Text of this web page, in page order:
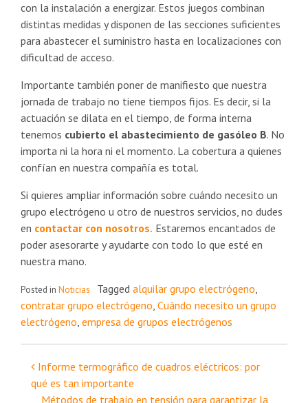
con la instalación a energizar. Estos juegos combinan
distintas medidas y disponen de las secciones suficientes
para abastecer el suministro hasta en localizaciones con
dificultad de acceso.
Importante también poner de manifiesto que nuestra
jornada de trabajo no tiene tiempos fijos. Es decir, si la
actuación se dilata en el tiempo, de forma interna
tenemos cubierto el abastecimiento de gasóleo B. No
importa ni la hora ni el momento. La cobertura a quienes
confían en nuestra compañía es total.
Si quieres ampliar información sobre cuándo necesito un
grupo electrógeno u otro de nuestros servicios, no dudes
en contactar con nosotros. Estaremos encantados de
poder asesorarte y ayudarte con todo lo que esté en
nuestra mano.
Posted in Noticias Tagged alquilar grupo electrógeno,
contratar grupo electrógeno, Cuándo necesito un grupo
electrógeno, empresa de grupos electrógenos
Navegación
Informe termográfico de cuadros eléctricos: por
qué es tan importante
Métodos de trabajo en tensión para garantizar la